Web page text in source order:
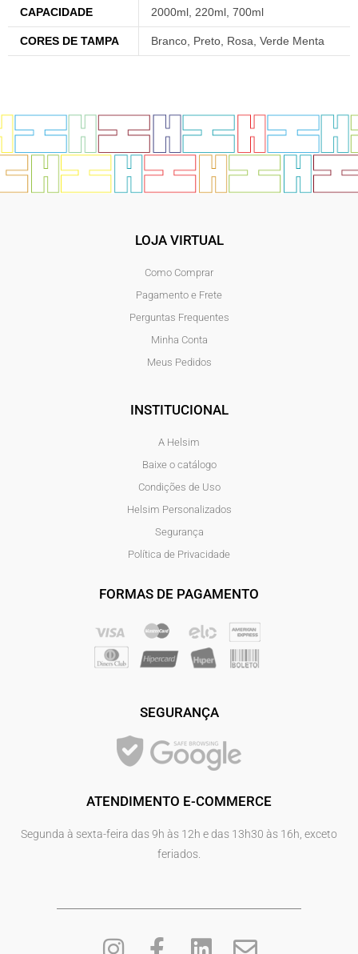
CAPACIDADE 2000ml, 220ml, 700ml
CORES DE TAMPA Branco, Preto, Rosa, Verde Menta
LOJA VIRTUAL
Como Comprar
Pagamento e Frete
Perguntas Frequentes
Minha Conta
Meus Pedidos
INSTITUCIONAL
A Helsim
Baixe o catálogo
Condições de Uso
Helsim Personalizados
Segurança
Política de Privacidade
FORMAS DE PAGAMENTO
SEGURANÇA
ATENDIMENTO E-COMMERCE
Segunda à sexta-feira das 9h às 12h e das 13h30 às 16h, exceto
feriados.